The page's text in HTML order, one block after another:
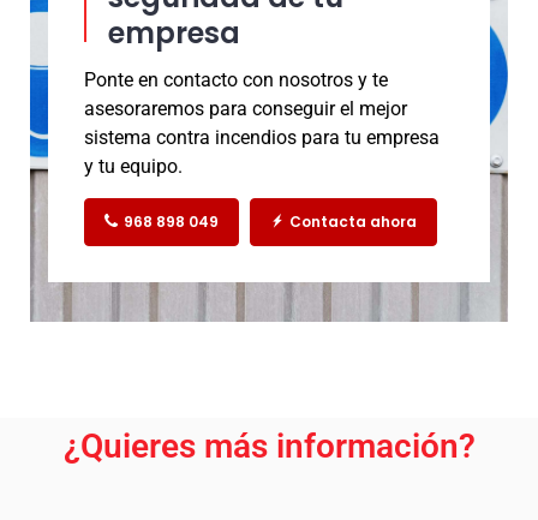
empresa
Ponte en contacto con nosotros y te
asesoraremos para conseguir el mejor
sistema contra incendios para tu empresa
y tu equipo.
968 898 049 Contacta ahora
¿Quieres más información?